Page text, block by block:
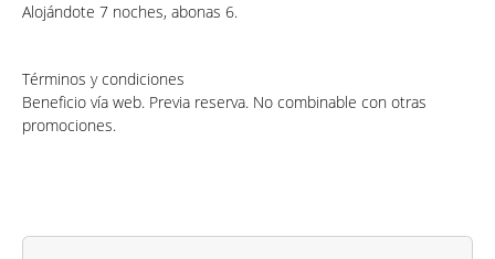
Alojándote 7 noches, abonas 6.
Términos y condiciones
Beneficio vía web. Previa reserva. No combinable con otras
promociones.